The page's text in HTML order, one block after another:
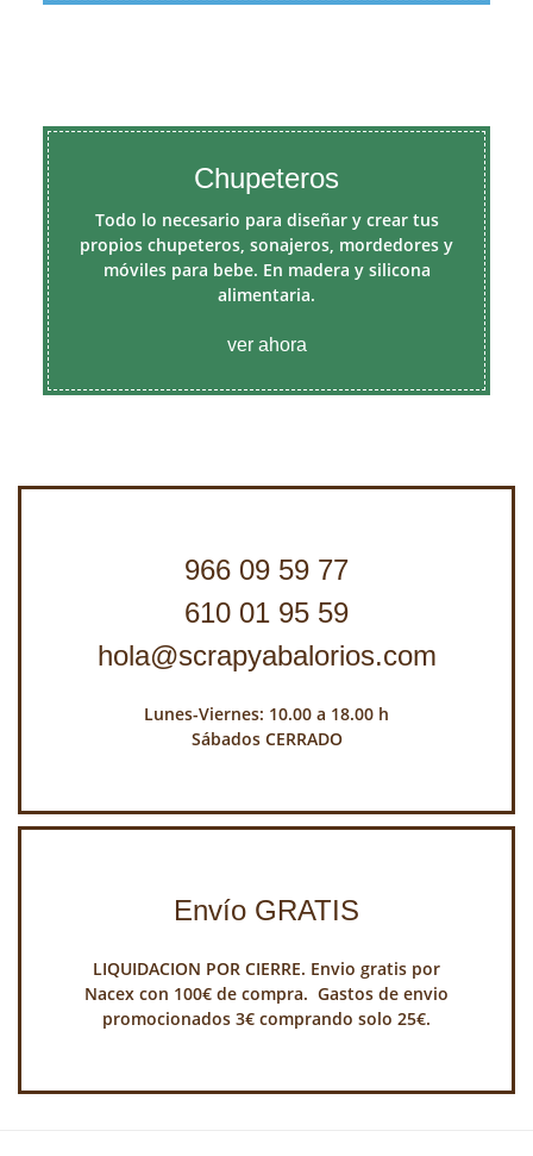
Chupeteros
Todo lo necesario para diseñar y crear tus
propios chupeteros, sonajeros, mordedores y
móviles para bebe. En madera y silicona
alimentaria.
ver ahora
966 09 59 77
610 01 95 59
hola@scrapyabalorios.com
Lunes-Viernes: 10.00 a 18.00 h
Sábados CERRADO
Envío GRATIS
LIQUIDACION POR CIERRE. Envio gratis por
Nacex con 100€ de compra. Gastos de envio
promocionados 3€ comprando solo 25€.